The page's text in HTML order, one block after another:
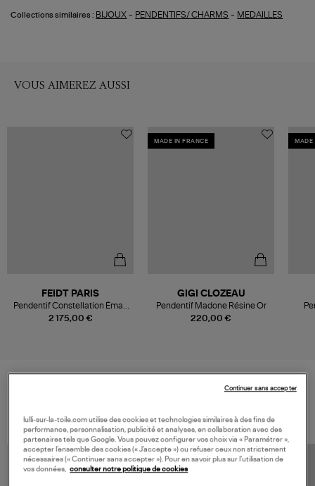
Collections similaires : BIJOUX - PENDENTIFS/ CHARMS - MEDAILLES
VOUS AIMEREZ AUSSI
2 175,00 €
FEIDT PARIS
Pendentif Constellation Émail
Noir Saphirs Or Jaune
MADE IN FRANCE
220,00 €
GIGI CLOZEAU
Pendentif Madone Résine Or
MADE
lulli-sur-la-toile.com utilise des cookies et technologies similaires à des fins de
performance, personnalisation, publicité et analyses, en collaboration avec des
partenaires tels que Google. Vous pouvez configurer vos choix via « Paramétrer »,
accepter l’ensemble des cookies (« J’accepte ») ou refuser ceux non strictement
nécessaires (« Continuer sans accepter »). Pour en savoir plus sur l’utilisation de
vos données, consulter notre politique de cookies
Continuer sans accepter